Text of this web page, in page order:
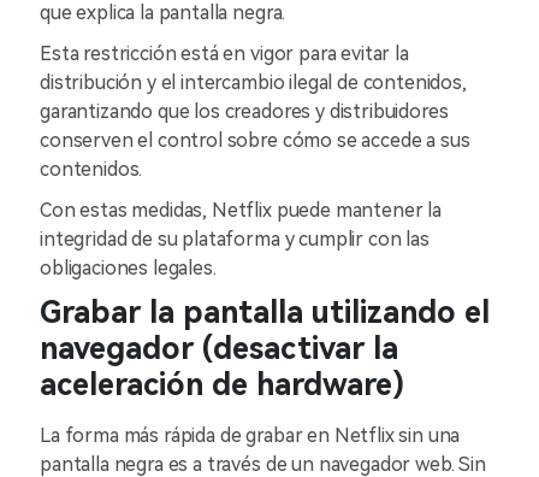
que explica la pantalla negra.
Esta restricción está en vigor para evitar la
distribución y el intercambio ilegal de contenidos,
garantizando que los creadores y distribuidores
conserven el control sobre cómo se accede a sus
contenidos.
Con estas medidas, Netflix puede mantener la
integridad de su plataforma y cumplir con las
obligaciones legales.
Grabar la pantalla utilizando el
navegador (desactivar la
aceleración de hardware)
La forma más rápida de grabar en Netflix sin una
pantalla negra es a través de un navegador web. Sin